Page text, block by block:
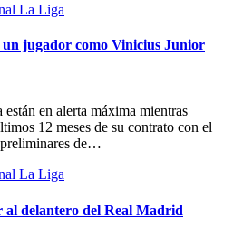
La Liga
un jugador como Vinicius Junior
en alerta máxima mientras
12 meses de su contrato con el
de…
La Liga
al delantero del Real Madrid